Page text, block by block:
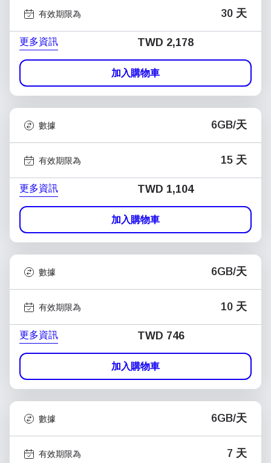
有效期限為 30 天
更多資訊 TWD 2,178
加入購物車
數據 6GB/天
有效期限為 15 天
更多資訊 TWD 1,104
加入購物車
數據 6GB/天
有效期限為 10 天
更多資訊 TWD 746
加入購物車
數據 6GB/天
有效期限為 7 天